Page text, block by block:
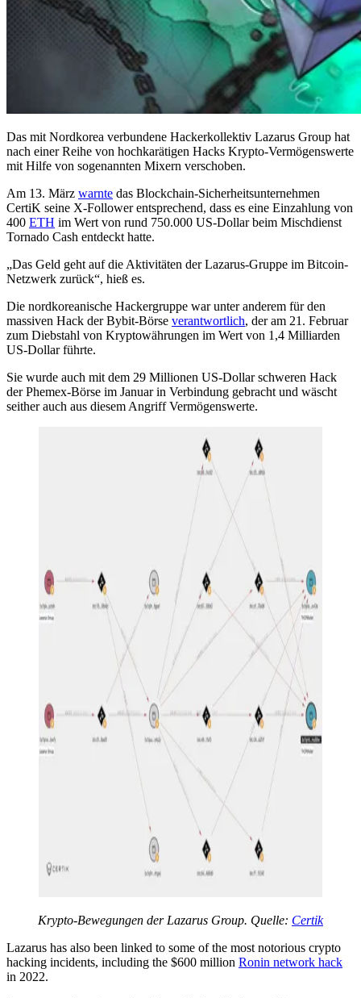
Das mit Nordkorea verbundene Hackerkollektiv Lazarus Group hat
nach einer Reihe von hochkarätigen Hacks Krypto-Vermögenswerte
mit Hilfe von sogenannten Mixern verschoben.
Am 13. März warnte das Blockchain-Sicherheitsunternehmen
CertiK seine X-Follower entsprechend, dass es eine Einzahlung von
400 ETH im Wert von rund 750.000 US-Dollar beim Mischdienst
Tornado Cash entdeckt hatte.
„Das Geld geht auf die Aktivitäten der Lazarus-Gruppe im Bitcoin-
Netzwerk zurück“, hieß es.
Die nordkoreanische Hackergruppe war unter anderem für den
massiven Hack der Bybit-Börse verantwortlich, der am 21. Februar
zum Diebstahl von Kryptowährungen im Wert von 1,4 Milliarden
US-Dollar führte.
Sie wurde auch mit dem 29 Millionen US-Dollar schweren Hack
der Phemex-Börse im Januar in Verbindung gebracht und wäscht
seither auch aus diesem Angriff Vermögenswerte.
Krypto-Bewegungen der Lazarus Group. Quelle: Certik
Lazarus has also been linked to some of the most notorious crypto
hacking incidents, including the $600 million Ronin network hack
in 2022.